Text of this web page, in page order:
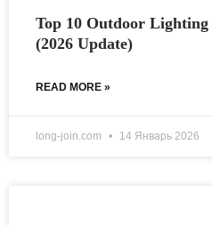
Top 10 Outdoor
(2026 Update)
READ MORE »
long-join.com 14 Январь 2026